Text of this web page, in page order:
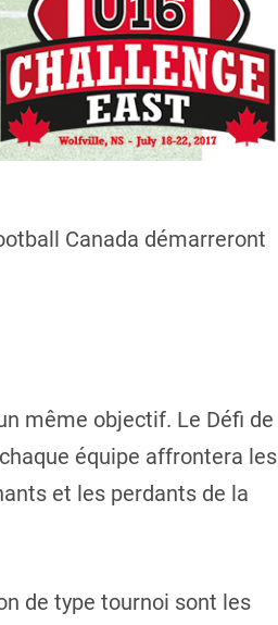
Canada démarreront
même objectif. Le Défi de
équipe affrontera les
et les perdants de la
de type tournoi sont les